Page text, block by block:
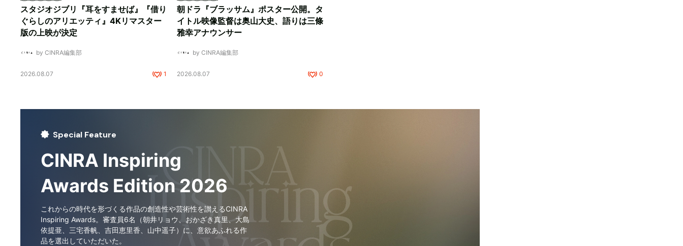
スタジオジブリ『耳をすませば』『借り
ぐらしのアリエッティ』4Kリマスター
版の上映が決定
by CINRA編集部
2026.08.07 1
朝ドラ『ブラッサム』ポスター公開。タ
イトル映像監督は奥山大史、語りは三條
雅幸アナウンサー
by CINRA編集部
2026.08.07 0
Special Feature
CINRA Inspiring
Awards Edition 2026
これからの時代を形づくる作品の創造性や芸術性を讃えるCINRA
Inspiring Awards。審査員6名（朝井リョウ、おかざき真里、大島
依提亜、三宅香帆、吉田恵里香、山中遥子）に、意欲あふれる作
品を選出していただいた。